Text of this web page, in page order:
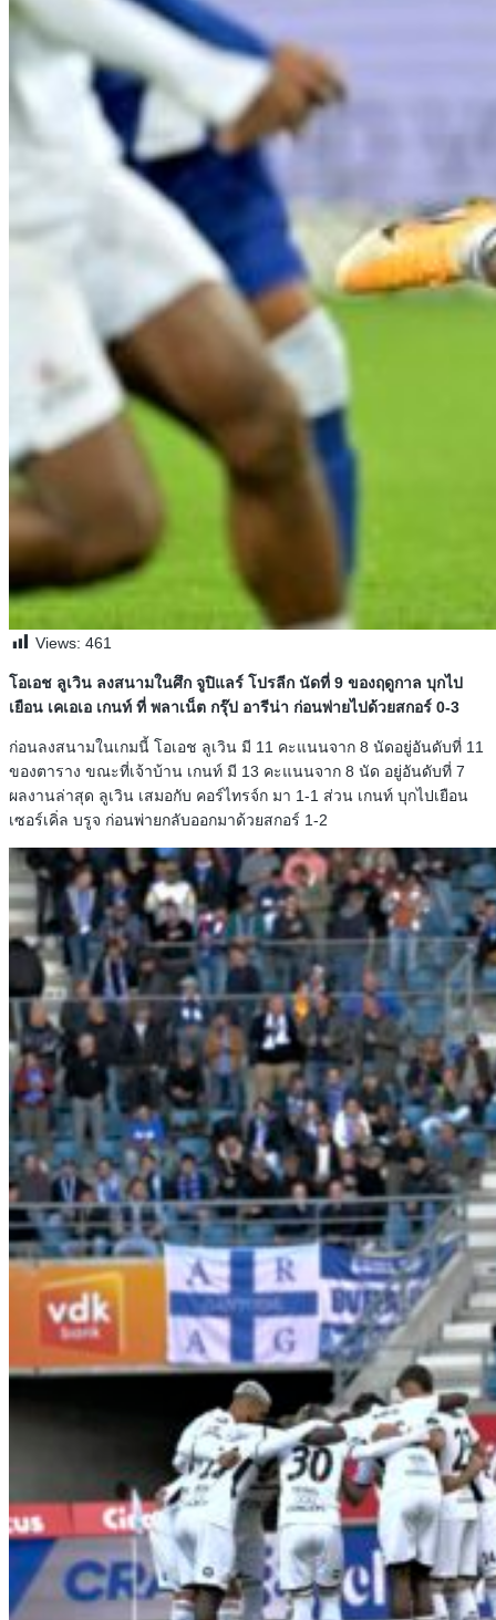
Views: 461
โอเอช ลูเวิน ลงสนามในศึก จูปิแลร์ โปรลีก นัดที่ 9 ของฤดูกาล บุกไป
เยือน เคเอเอ เกนท์ ที่ พลาเน็ต กรุ๊ป อารีน่า ก่อนพ่ายไปด้วยสกอร์ 0-3
ก่อนลงสนามในเกมนี้ โอเอช ลูเวิน มี 11 คะแนนจาก 8 นัดอยู่อันดับที่ 11
ของตาราง ขณะที่เจ้าบ้าน เกนท์ มี 13 คะแนนจาก 8 นัด อยู่อันดับที่ 7
ผลงานล่าสุด ลูเวิน เสมอกับ คอร์ไทรจ์ก มา 1-1 ส่วน เกนท์ บุกไปเยือน
เซอร์เคิ่ล บรูจ ก่อนพ่ายกลับออกมาด้วยสกอร์ 1-2